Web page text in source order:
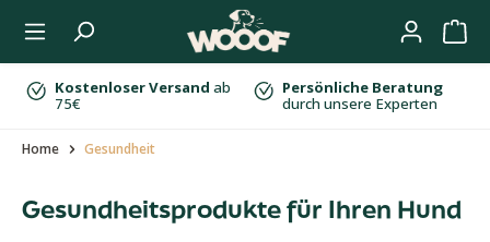
Zum Hauptinhalt springen
Kostenloser Versand ab
75€
Persönliche Beratung
durch unsere Experten
Home Gesundheit
Gesundheitsprodukte für Ihren Hund